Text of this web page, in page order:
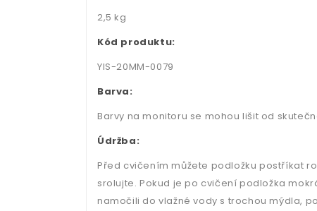
2,5 kg
Kód produktu:
YIS-20MM-0079
Barva:
Barvy na monitoru se mohou lišit od
Údržba:
Před cvičením můžete podložku postříkat
srolujte. Pokud je po cvičení podložka
namočili do vlažné vody s trochou mýdla,